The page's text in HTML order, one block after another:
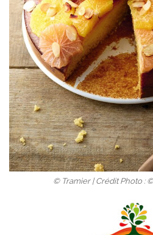
© Tramier | Crédit Photo :